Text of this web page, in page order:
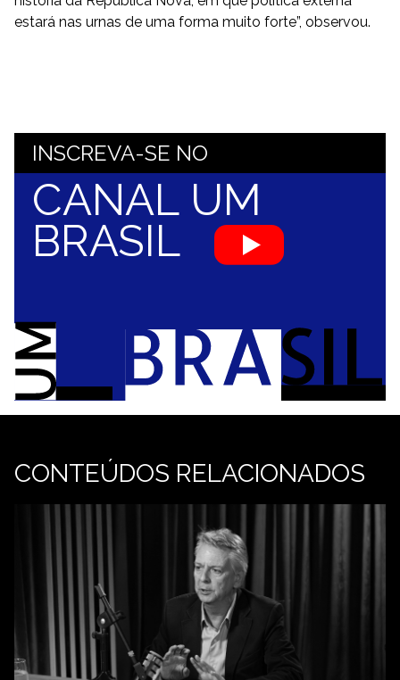
estará nas urnas de uma forma muito forte”, observou.
INSCREVA-SE NO
CANAL UM
BRASIL
CONTEÚDOS RELACIONADOS